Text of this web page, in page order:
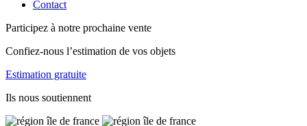
Contact
Participez à notre prochaine vente
Confiez-nous l’estimation de vos objets
Estimation gratuite
Ils nous soutiennent